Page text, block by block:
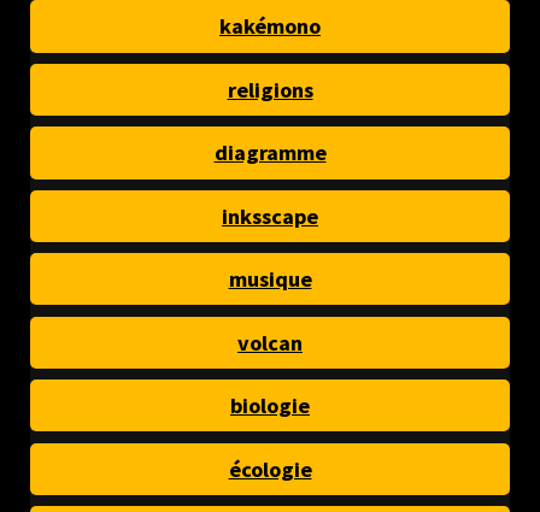
kakémono
religions
diagramme
inksscape
musique
volcan
biologie
écologie